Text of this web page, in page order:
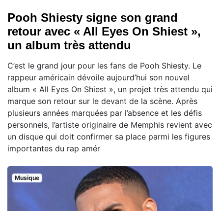
Pooh Shiesty signe son grand
retour avec « All Eyes On Shiest »,
un album très attendu
C’est le grand jour pour les fans de Pooh Shiesty. Le
rappeur américain dévoile aujourd’hui son nouvel
album « All Eyes On Shiest », un projet très attendu qui
marque son retour sur le devant de la scène. Après
plusieurs années marquées par l’absence et les défis
personnels, l’artiste originaire de Memphis revient avec
un disque qui doit confirmer sa place parmi les figures
importantes du rap amér
Musique